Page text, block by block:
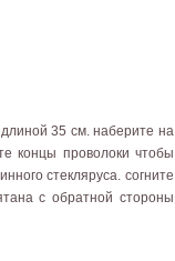
длиной 35 см. наберите на
концы проволоки чтобы
стекляруса. согните
с обратной стороны